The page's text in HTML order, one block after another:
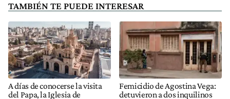
TAMBIÉN TE PUEDE INTERESAR
A días de conocerse la visita
del Papa, la Iglesia de
Femicidio de Agostina Vega:
detuvieron a dos inquilinos